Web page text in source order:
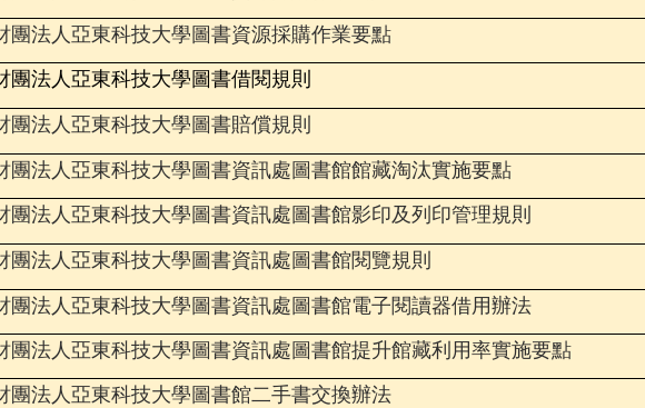
團法人亞東科技大學 圖書資源採購作業要點
團法人亞東科技大學 圖書借閱規則
團法人亞東科技大學圖書賠償規則
團法人亞東科技大學 圖書資訊處 圖書館館藏淘汰實施要點
團法人亞東科技大學圖書資訊處圖書館影印及列印管理規則
團法人亞東科技大學圖書資訊處圖書館閱覽規則
團法人亞東科技大學 圖書資訊處圖書館電子閱讀器借用辦法
團法人亞東科技大學 圖書資訊處 圖書館提升館藏利用率實施要點
團法人亞東科技大學圖書館二手書交換辦法